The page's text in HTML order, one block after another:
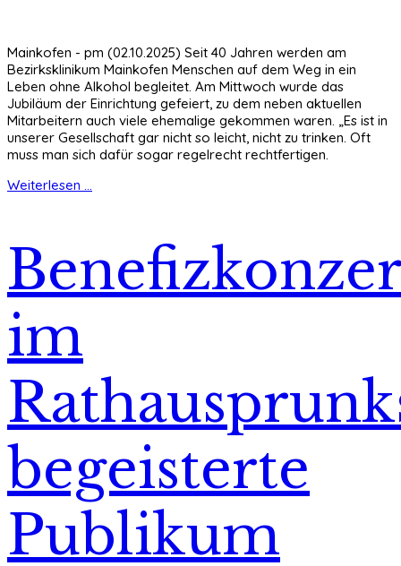
Mainkofen - pm (02.10.2025) Seit 40 Jahren werden am
Bezirksklinikum Mainkofen Menschen auf dem Weg in ein
Leben ohne Alkohol begleitet. Am Mittwoch wurde das
Jubiläum der Einrichtung gefeiert, zu dem neben aktuellen
Mitarbeitern auch viele ehemalige gekommen waren. „Es ist in
unserer Gesellschaft gar nicht so leicht, nicht zu trinken. Oft
muss man sich dafür sogar regelrecht rechtfertigen.
Weiterlesen ...
im
begeisterte
Publikum